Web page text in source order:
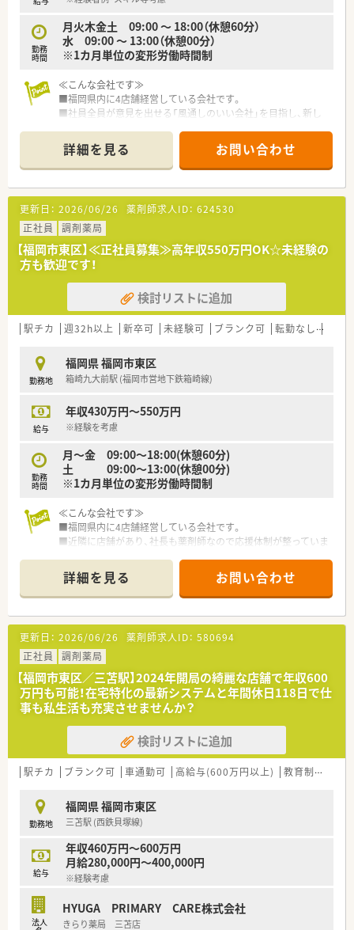
勤務
時間
月火木金土 09:00 ～ 18:00（休憩60分）
水 09:00 ～ 13:00（休憩00分）
※1カ月単位の変形労働時間制
≪こんな会社です≫
■福岡県内に4店舗経営している会社です。
■社員全員が意見を出せる「風通しのいい会社」を目指し、新し
■監査支援システムも導入済み。安全対策にも力を入れており、
安心してご就業頂ける環境です。
■東区箱崎に3店舗、朝倉に1店舗を展開する個人薬局です。
■薬局として禁煙指導にも力を入れていらっしゃいます。
■社内研修なども充実しております。
詳細を見る お問い合わせ
更新日： 2026/06/26 薬剤師求人ID： 624530
正社員
調剤薬局
【福岡市東区】≪正社員募集≫高年収550万円OK☆未経験の
方も歓迎です！
検討リストに追加
駅チカ 週32h以上 新卒可 未経験可 ブランク可 転勤なし
勤務地
福岡県 福岡市東区
箱崎九大前駅 (福岡市営地下鉄箱崎線)
給与
年収430万円～550万円
※経験を考慮
勤務
時間
月～金 09:00～18:00(休憩60分)
土 09:00～13:00(休憩00分)
※1カ月単位の変形労働時間制
≪こんな会社です≫
■福岡県内に4店舗経営している会社です。
■近隣に店舗があり、社長も薬剤師なので応援体制が整っていま
■社員全員が意見を出せる「風通しのいい会社」を目指し、新し
い環境を作り出しています。
■社員、患者さん全員が笑顔になれる薬局です。
詳細を見る お問い合わせ
更新日： 2026/06/26 薬剤師求人ID： 580694
正社員
調剤薬局
【福岡市東区／三苫駅】2024年開局の綺麗な店舗で年収600
万円も可能！在宅特化の最新システムと年間休日118日で仕
事も私生活も充実させませんか？
検討リストに追加
駅チカ ブランク可 車通勤可 高給与(600万円以上) 教育制度あり
勤務地
福岡県 福岡市東区
三苫駅 (西鉄貝塚線)
給与
年収460万円～600万円
月給280,000円～400,000円
※経験考慮
法人
HYUGA PRIMARY CARE株式会社
きらり薬局 三苫店